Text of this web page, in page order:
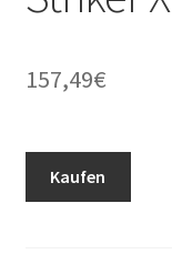
157,49€
Kaufen